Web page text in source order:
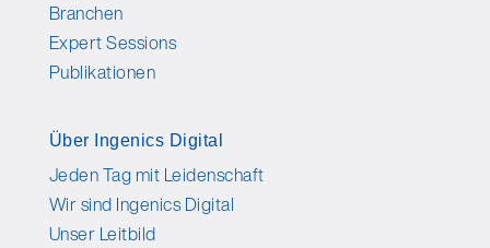
Branchen
Expert Sessions
Publikationen
Über Ingenics Digital
Jeden Tag mit Leidenschaft
Wir sind Ingenics Digital
Unser Leitbild